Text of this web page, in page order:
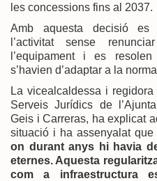
les concessions fins al 2037.
Amb aquesta decisió es
l’activitat sense
l’equipament i es
s’havien d’adaptar a la
La vicealcaldessa i
Serveis Jurídics de
Geis i Carreras, ha explicat
situació i ha assenyalat que
on durant anys hi havia
eternes. Aquesta
com a infraestructura